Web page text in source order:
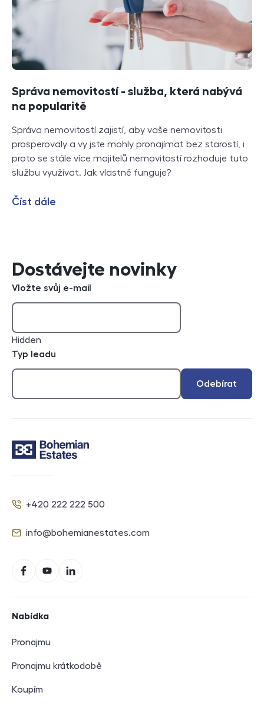
Správa nemovitostí - služba, která nabývá
na popularitě
Správa nemovitostí zajistí, aby vaše nemovitosti
prosperovaly a vy jste mohly pronajímat bez starostí, i
proto se stále více majitelů nemovitostí rozhoduje tuto
službu využívat. Jak vlastně funguje?
Číst dále
Dostávejte novinky
Vložte svůj e-mail
Hidden
Typ leadu
Odebírat
Telefon
+420 222 222 500
E-mail
info@bohemianestates.com
FacebookYouTubeLinkedIn
Nabídka
Pronajmu
Pronajmu krátkodobě
Koupím